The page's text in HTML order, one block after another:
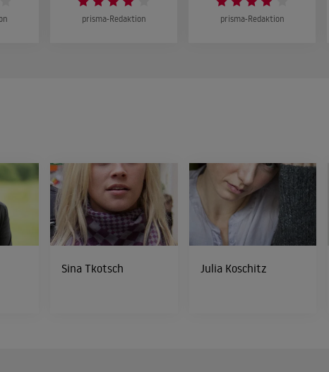
prisma-Redaktion prisma-Redaktion
Sina Tkotsch Julia Koschitz